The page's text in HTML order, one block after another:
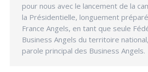
pour nous avec le lancement de la
la Présidentielle, longuement
France Angels, en tant que seule
Business Angels du territoire
parole principal des Business Angels.